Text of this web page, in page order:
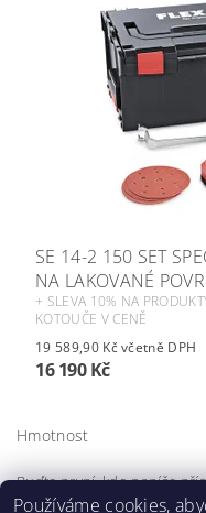
SE 14-2 150 SET
NA LAKOVANÉ
+ SLEVA 10% NA
KOTOUČE V CENĚ
19 589,90 Kč včetně DPH
16 190 Kč
Hmotnost
Buďte první, kdo napíše
Používáme cookies,